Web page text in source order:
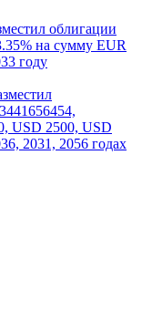
облигации
на сумму EUR
году
USD 2500, USD
2031, 2056 годах